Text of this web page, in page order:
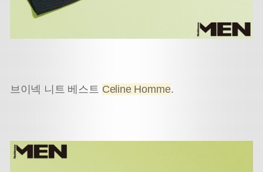
브이넥 니트 베스트 Celine Homme.